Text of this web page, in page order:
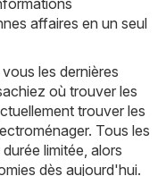
affaires en un seul
les dernières
où trouver les
trouver les
Tous les
limitée, alors
dès aujourd'hui.